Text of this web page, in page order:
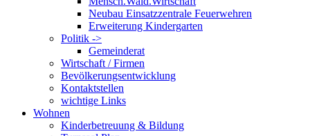
Neubau Einsatzzentrale Feuerwehren
Erweiterung Kindergarten
Politik ->
Gemeinderat
Wirtschaft / Firmen
Bevölkerungsentwicklung
Kontaktstellen
wichtige Links
Wohnen
Kinderbetreuung & Bildung